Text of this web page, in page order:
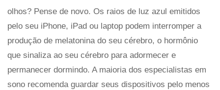
olhos? Pense de novo. Os raios de luz azul emitidos
pelo seu iPhone, iPad ou laptop podem interromper a
produção de melatonina do seu cérebro, o hormônio
que sinaliza ao seu cérebro para adormecer e
permanecer dormindo. A maioria dos especialistas em
sono recomenda guardar seus dispositivos pelo menos